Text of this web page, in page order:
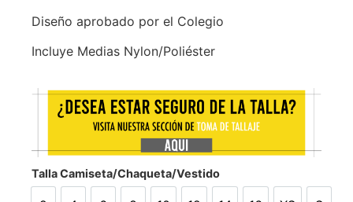
Diseño aprobado por el Colegio
Incluye Medias Nylon/Poliéster
Talla Camiseta/Chaqueta/Vestido